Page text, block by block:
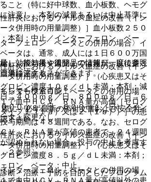
肝炎におけるウイルス血症の改善（イン
タ併用時の用量調整）］血小板数２５０
本剤；中止／インターフェロン ベー
肝炎におけるウイルス血症の改善（イン
タ併用時の用量調整）］（心疾患又はそ
ロビン濃度１０ｇ／ｄＬ未満：本剤；減
→４００ｍｇ／日、８００ｍｇ／日→６
００ｍｇ／日→６００ｍｇ／日）／イン
タ；変更なし。
肝炎におけるウイルス血症の改善（イン
タ併用時の用量調整）］（心疾患又はそ
ロビン濃度８．５ｇ／ｄＬ未満：本剤；
ロン ベータ；中止。
こと（特に好中球数、血小板数、ヘモグ
注意し、本剤の減量あるいは中止基準に
ーフェロン ベータとの併用の場合〉イ
ータは、通常、成人には１日６００万国
し、投与後４週間までは連日、以後週３
滴静注する。
ンターフェロン ベータとの併用の場
で血中ＨＣＶ ＲＮＡ量が高値［セログ
イプ１（１ａ）又は２（１ｂ））］の患
与期間は４８週間である。なお、セログ
Ｖ ＲＮＡ量が高値の患者で、２４週間
認められない場合、投与の中止を考慮す
２参照〕。
ンターフェロン ベータとの併用の場
で血中ＨＣＶ ＲＮＡ量が高値以外の患
、効能効果や後発品の情報が一度に参照
単にアクセスができます。
らでも検索可能！
に、必ず最新の添付文書および安全性
下さい。
断・治療・予防を目的としたプログラム